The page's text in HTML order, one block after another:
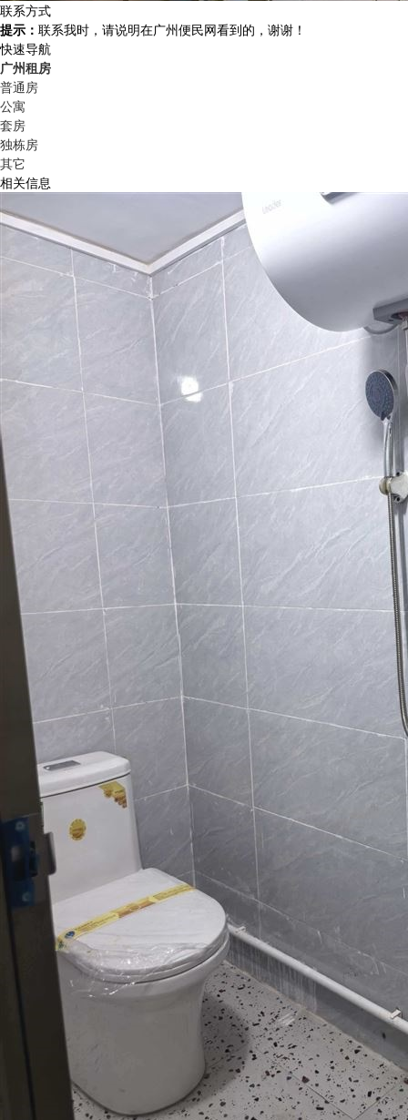
联系方式
提示： 联系我时，请说明在广州便民网看到的，谢谢！
快速导航
广州租房
普通房
公寓
套房
独栋房
其它
相关信息